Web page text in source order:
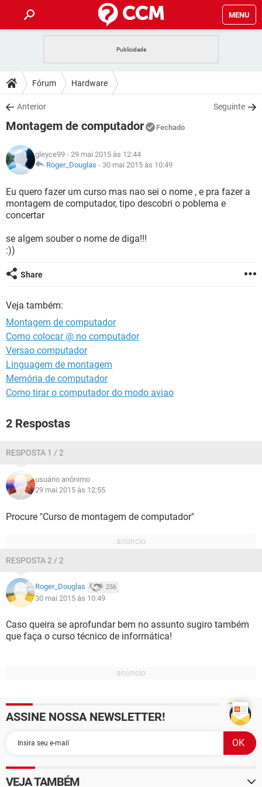
MENU
CELULAR
OUTLOOK
INSTAGRAM GMAIL
GUIA DE COMPRAS
DICAS
JOGOS
INSTAGRAM GMAIL
GUIA DE COMPRAS
DOWNLOADS
JOGOS WHATSAPP
CELULAR
OUTLOOK EXCEL
INSTAGRAM GMAIL
GUIA DE COMPRAS
JOGOS WHATSAPP
CELULAR
OUTLOOK EXCEL
INSTAGRAM
GUIA DE COMPRAS
GLOSSÁRIO
WHATSAPP
CELULAR FACEBOOK
INSTAGRAM
GUIA DE COMPRAS
Fórum Hardware
Anterior Seguinte
Montagem de computador Fechado
gleyce99 - 29 mai 2015 às 12:44
Roger_Douglas - 30 mai 2015 às 10:49
Eu quero fazer um curso mas nao sei o nome , e pra fazer a
montagem de computador, tipo descobri o poblema e
concertar
se algem souber o nome de diga!!!
:))
Share
Veja também:
Montagem de computador
Como colocar @ no computador
Versao computador
Linguagem de montagem
Memória de computador
Como tirar o computador do modo aviao
2 Respostas
RESPOSTA 1 / 2
usuário anônimo
29 mai 2015 às 12:55
Procure "Curso de montagem de computador"
RESPOSTA 2 / 2
Roger_Douglas 256
30 mai 2015 às 10:49
Caso queira se aprofundar bem no assunto sugiro também
que faça o curso técnico de informática!
ASSINE NOSSA NEWSLETTER!
VEJA TAMBÉM